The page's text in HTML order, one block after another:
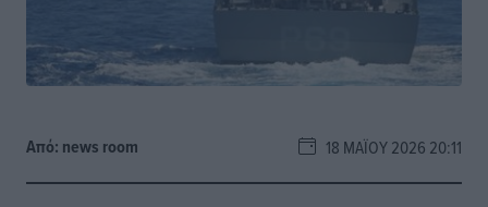
Από: news room 18 ΜΑΪ́ΟΥ 2026 20:11